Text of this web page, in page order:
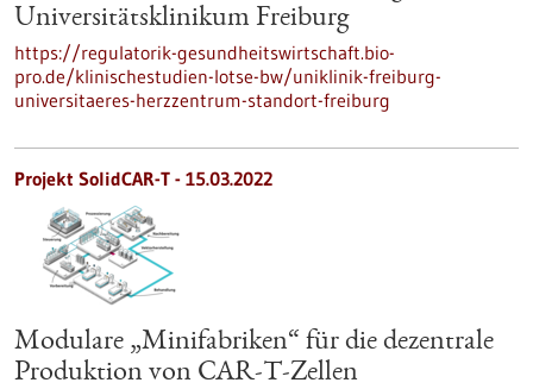
Universitätsklinikum Freiburg
https://regulatorik-gesundheitswirtschaft.bio-
pro.de/klinischestudien-lotse-bw/uniklinik-freiburg-
universitaeres-herzzentrum-standort-freiburg
Projekt SolidCAR-T - 15.03.2022
Modulare „Minifabriken“ für die dezentrale
Produktion von CAR-T-Zellen